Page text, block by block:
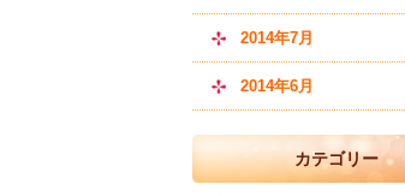
2014年7月
2014年6月
カテゴリー